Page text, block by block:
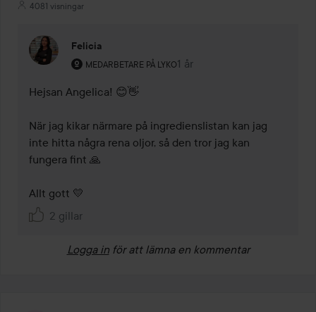
4081 visningar
Felicia
MEDARBETARE PÅ LYKO
Användarens roll: Medarbetare på Lyko.
1 år
Kommentaren lades 1 år
Hejsan Angelica! 😊👋
När jag kikar närmare på ingredienslistan kan jag
inte hitta några rena oljor, så den tror jag kan
fungera fint 🙏
Allt gott 💛
2 gillar
Logga in för att lämna en kommentar